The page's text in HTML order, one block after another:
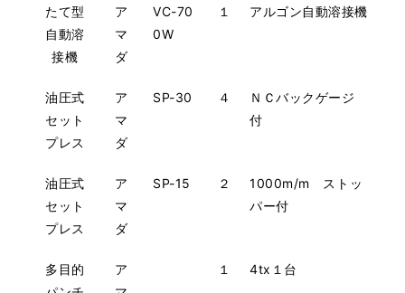
たて型
自動溶
接機
ア
マ
ダ
VC-70
0W
１ アルゴン自動溶接機
油圧式
セット
プレス
ア
マ
ダ
SP-30 ４
ＮＣバックゲージ
付
油圧式
セット
プレス
ア
マ
ダ
SP-15 ２
1000m/m ストッ
パー付
多目的
ア
１ 4tx１台